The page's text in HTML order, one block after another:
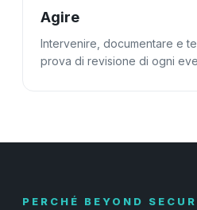
Agire
Intervenire, documentare e
prova di revisione di ogni
PERCHÉ BEYOND